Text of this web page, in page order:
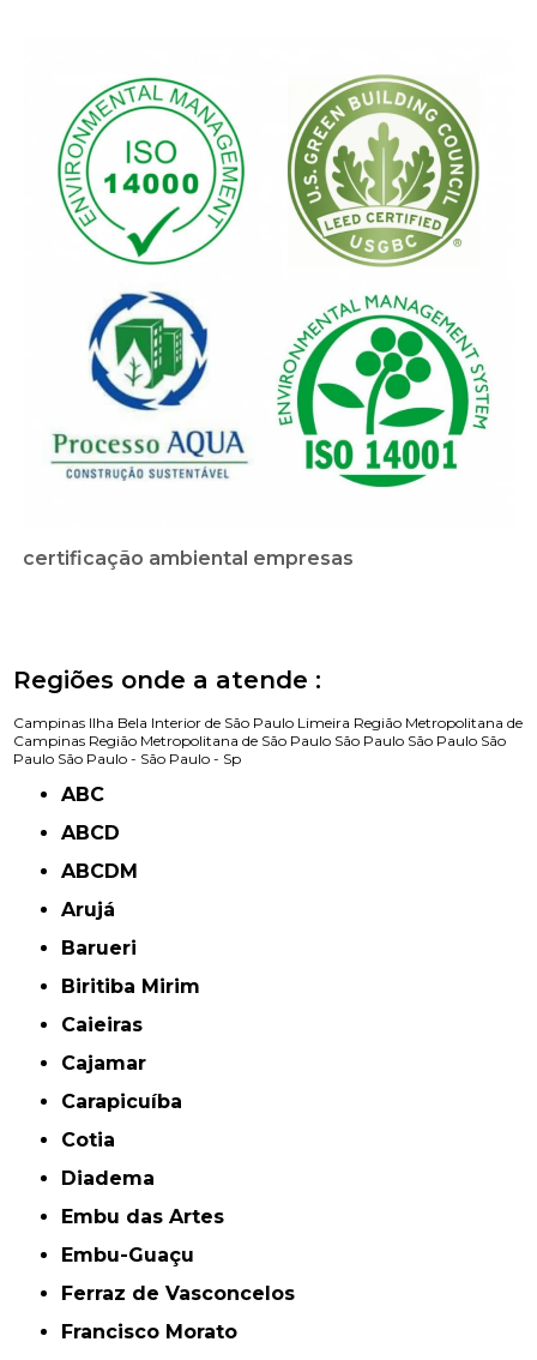
certificação ambiental empresas
Regiões onde a atende :
Campinas Ilha Bela Interior de São Paulo Limeira Região Metropolitana de
Campinas Região Metropolitana de São Paulo São Paulo São Paulo São
Paulo São Paulo - São Paulo - Sp
ABC
ABCD
ABCDM
Arujá
Barueri
Biritiba Mirim
Caieiras
Cajamar
Carapicuíba
Cotia
Diadema
Embu das Artes
Embu-Guaçu
Ferraz de Vasconcelos
Francisco Morato